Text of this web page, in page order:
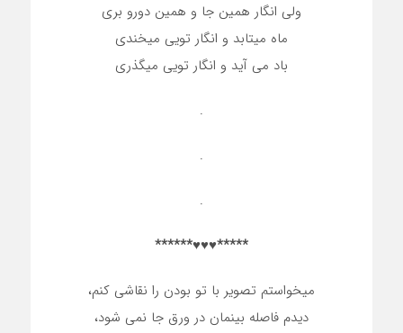
ولی انگار همین جا و همین دورو بری
ماه میتابد و انگار تویی میخندی
باد می آید و انگار تویی میگذری
.
.
.
*****♥♥♥******
میخواستم تصویر با تو بودن را نقاشی کنم،
دیدم فاصله بینمان در ورق جا نمی شود،